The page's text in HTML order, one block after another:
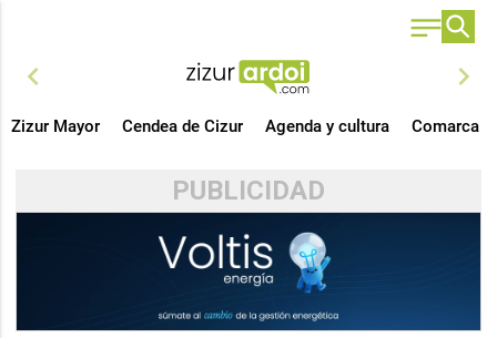
chevron_left chevron_right
Zizur Mayor Cendea de Cizur Agenda y cultura Comarca
PUBLICIDAD